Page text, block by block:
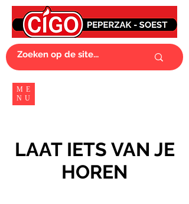
ME
NU
LAAT IETS VAN JE
HOREN